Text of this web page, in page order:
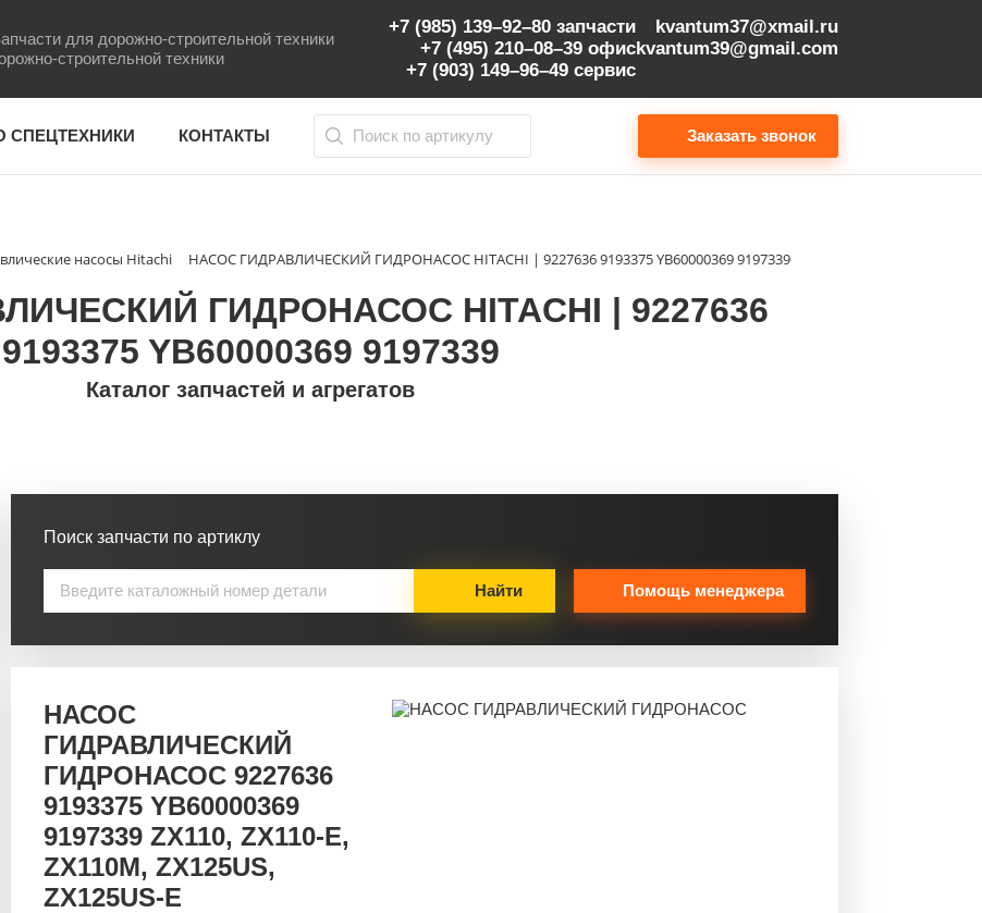
для дорожно-строительной техники
строительной техники
+7 (985) 139–92–80 запчасти
+7 (495) 210–08–39 офис
+7 (903) 149–96–49 сервис
kvantum37@xmail.ru
kvantum39@gmail.com
СПЕЦТЕХНИКИ КОНТАКТЫ Заказать звонок
насосы Hitachi НАСОС ГИДРАВЛИЧЕСКИЙ ГИДРОНАСОС HITACHI | 9227636 9193375 YB60000369 9197339
ГИДРОНАСОС HITACHI | 9227636
9193375 YB60000369 9197339
Каталог запчастей и агрегатов
Поиск запчасти по артиклу
Найти Помощь менеджера
НАСОС
ГИДРАВЛИЧЕСКИЙ
ГИДРОНАСОС 9227636
9193375 YB60000369
9197339 ZX110, ZX110-E,
ZX110M, ZX125US,
ZX125US-E